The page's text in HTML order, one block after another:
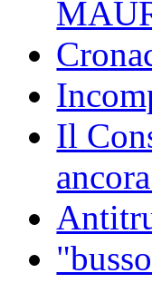
Il